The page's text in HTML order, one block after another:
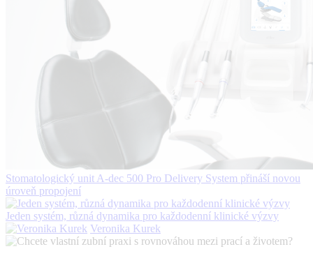
Stomatologický unit A-dec 500 Pro Delivery System přináší novou
úroveň propojení
Jeden systém, různá dynamika pro každodenní klinické výzvy
Veronika Kurek